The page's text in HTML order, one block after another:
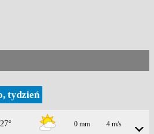
tydzień
0 mm 4 m/s